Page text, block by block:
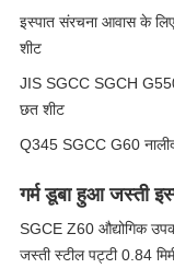
इस्पात संरचना आवास के
शीट
JIS SGCC SGCH G550
छत शीट
Q345 SGCC G60
गर्म डूबा हुआ जस्ती
SGCE Z60 औद्योगिक
जस्ती स्टील पट्टी 0.84